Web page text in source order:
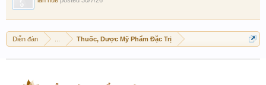
Diễn đàn ... Thuốc, Dược Mỹ Phẩm Đặc Trị